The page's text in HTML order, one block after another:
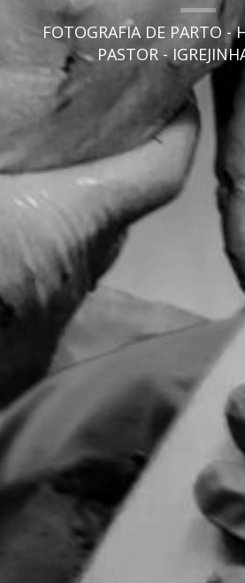
FOTOGRAFIA DE PARTO -
PASTOR -